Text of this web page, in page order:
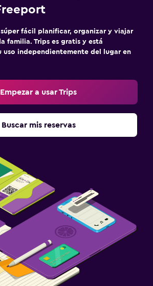
súper fácil planificar, organizar y viajar
familia. Trips es gratis y está
uso independientemente del lugar en
Empezar a usar Trips
Buscar mis reservas